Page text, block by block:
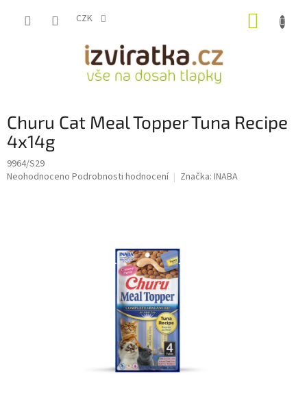
CZK
Churu Cat Meal Topper Tuna Recipe
4x14g
9964/S29
Průměrné
Neohodnoceno Podrobnosti hodnocení Značka: INABA